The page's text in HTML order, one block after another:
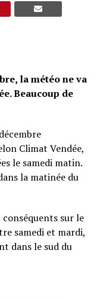
la météo ne va
Beaucoup de
Climat Vendée,
le samedi matin.
la matinée du
conséquents sur le
samedi et mardi,
dans le sud du